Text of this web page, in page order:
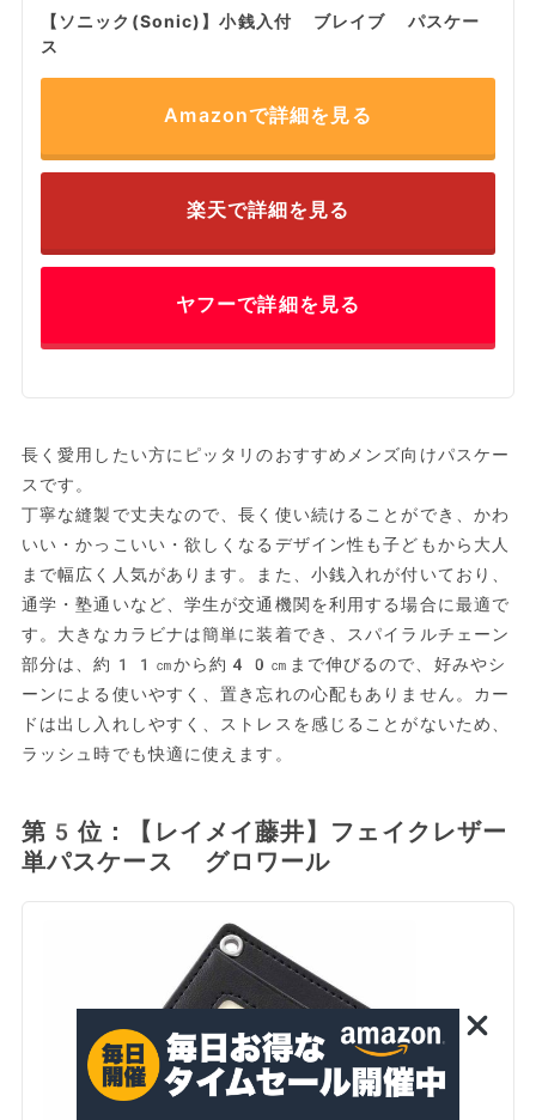
【ソニック(Sonic)】小銭入付 ブレイブ パスケー
ス
Amazonで詳細を見る
楽天で詳細を見る
ヤフーで詳細を見る
長く愛用したい方にピッタリのおすすめメンズ向けパスケー
スです。
丁寧な縫製で丈夫なので、長く使い続けることができ、かわ
いい・かっこいい・欲しくなるデザイン性も子どもから大人
まで幅広く人気があります。また、小銭入れが付いており、
通学・塾通いなど、学生が交通機関を利用する場合に最適で
す。大きなカラビナは簡単に装着でき、スパイラルチェーン
部分は、約11㎝から約40㎝まで伸びるので、好みやシ
ーンによる使いやすく、置き忘れの心配もありません。カー
ドは出し入れしやすく、ストレスを感じることがないため、
ラッシュ時でも快適に使えます。
第5位：【レイメイ藤井】フェイクレザー
単パスケース グロワール